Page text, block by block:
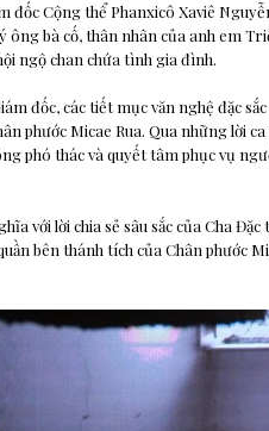
đốc Cộng thể Phanxicô Xaviê
bà cố, thân nhân của anh em
ngộ chan chứa tình gia đình.
đốc, các tiết mục văn nghệ đặc
phước Micae Rua. Qua những lời
phó thác và quyết tâm phục vụ
với lời chia sẻ sâu sắc của Cha
bên thánh tích của Chân phước